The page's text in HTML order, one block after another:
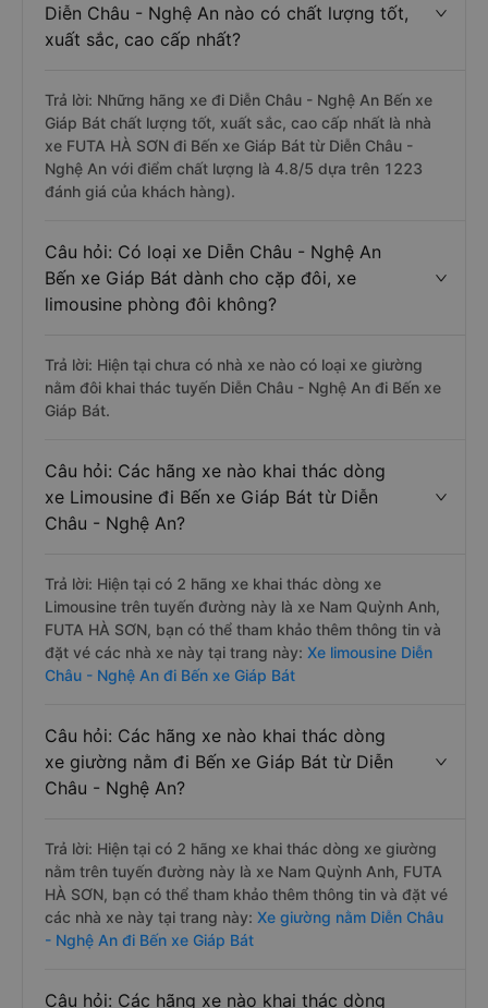
Diễn Châu - Nghệ An nào có chất lượng tốt,
xuất sắc, cao cấp nhất?
Trả lời: Những hãng xe đi Diễn Châu - Nghệ An Bến xe
Giáp Bát chất lượng tốt, xuất sắc, cao cấp nhất là nhà
xe FUTA HÀ SƠN đi Bến xe Giáp Bát từ Diễn Châu -
Nghệ An với điểm chất lượng là 4.8/5 dựa trên 1223
đánh giá của khách hàng).
Câu hỏi: Có loại xe Diễn Châu - Nghệ An
Bến xe Giáp Bát dành cho cặp đôi, xe
limousine phòng đôi không?
Trả lời: Hiện tại chưa có nhà xe nào có loại xe giường
nằm đôi khai thác tuyến Diễn Châu - Nghệ An đi Bến xe
Giáp Bát.
Câu hỏi: Các hãng xe nào khai thác dòng
xe Limousine đi Bến xe Giáp Bát từ Diễn
Châu - Nghệ An?
Trả lời: Hiện tại có 2 hãng xe khai thác dòng xe
Limousine trên tuyến đường này là xe Nam Quỳnh Anh,
FUTA HÀ SƠN, bạn có thể tham khảo thêm thông tin và
đặt vé các nhà xe này tại trang này: Xe limousine Diễn
Châu - Nghệ An đi Bến xe Giáp Bát
Câu hỏi: Các hãng xe nào khai thác dòng
xe giường nằm đi Bến xe Giáp Bát từ Diễn
Châu - Nghệ An?
Trả lời: Hiện tại có 2 hãng xe khai thác dòng xe giường
nằm trên tuyến đường này là xe Nam Quỳnh Anh, FUTA
HÀ SƠN, bạn có thể tham khảo thêm thông tin và đặt vé
các nhà xe này tại trang này: Xe giường nằm Diễn Châu
- Nghệ An đi Bến xe Giáp Bát
Câu hỏi: Các hãng xe nào khai thác dòng